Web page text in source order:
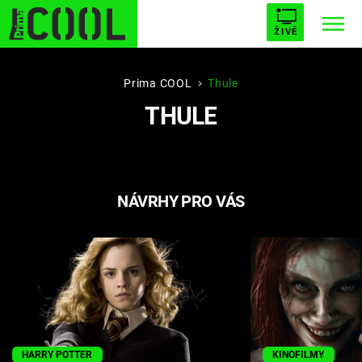
ŽIVĚ
BUFFY, PŘEMOŽITELKA UPÍRŮ
PLNEJ KOTEL AVENGERS 5
Seriály
Hry
Prima COOL Thule
THULE
NÁVRHY PRO VÁS
HARRY POTTER KINOFILMY